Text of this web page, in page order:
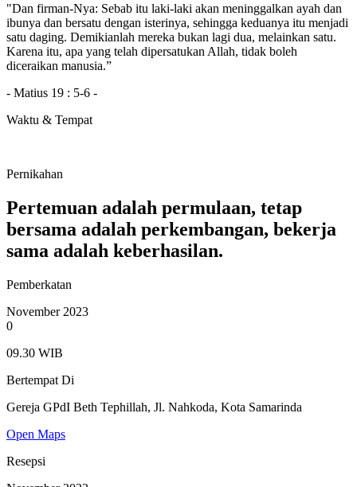
"Dan firman-Nya: Sebab itu laki-laki akan meninggalkan ayah dan
ibunya dan bersatu dengan isterinya, sehingga keduanya itu menjadi
satu daging. Demikianlah mereka bukan lagi dua, melainkan satu.
Karena itu, apa yang telah dipersatukan Allah, tidak boleh
diceraikan manusia.”
- Matius 19 : 5-6 -
Waktu & Tempat
Pernikahan
Pertemuan adalah permulaan, tetap
bersama adalah perkembangan, bekerja
sama adalah keberhasilan.
Pemberkatan
November 2023
0
09.30 WIB
Bertempat Di
Gereja GPdI Beth Tephillah, Jl. Nahkoda, Kota Samarinda
Open Maps
Resepsi